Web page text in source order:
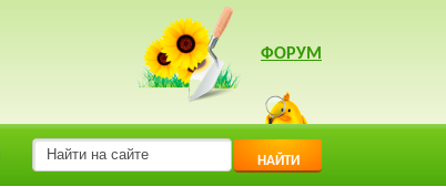
ФОРУМ
НАЙТИ